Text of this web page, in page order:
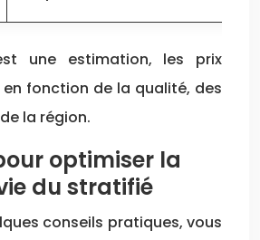
une estimation, les prix
fonction de la qualité, des
la région.
optimiser la
du stratifié
conseils pratiques, vous